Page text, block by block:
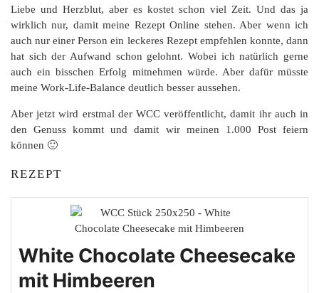
Liebe und Herzblut, aber es kostet schon viel Zeit. Und das ja
wirklich nur, damit meine Rezept Online stehen. Aber wenn ich
auch nur einer Person ein leckeres Rezept empfehlen konnte, dann
hat sich der Aufwand schon gelohnt. Wobei ich natürlich gerne
auch ein bisschen Erfolg mitnehmen würde. Aber dafür müsste
meine Work-Life-Balance deutlich besser aussehen.
Aber jetzt wird erstmal der WCC veröffentlicht, damit ihr auch in
den Genuss kommt und damit wir meinen 1.000 Post feiern
können 🙂
REZEPT
White Chocolate Cheesecake
mit Himbeeren